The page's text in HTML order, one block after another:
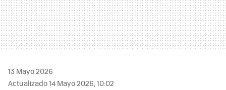
13 Mayo 2026
Actualizado 14 Mayo 2026, 10:02